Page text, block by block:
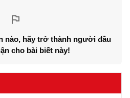
nào, hãy trở thành người đầu
cho bài biết này!